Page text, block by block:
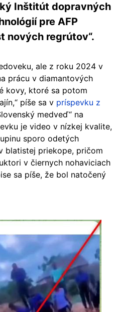
Inštitút dopravných
pre AFP
nových regrútov“.
ale z roku 2024 v
prácu v diamantových
kovy, ktoré sa potom
píše sa v príspevku z
medveď“ na
je video v nízkej kvalite,
sporo odetých
blatistej priekope, pričom
v čiernych nohaviciach
sa píše, že bol natočený